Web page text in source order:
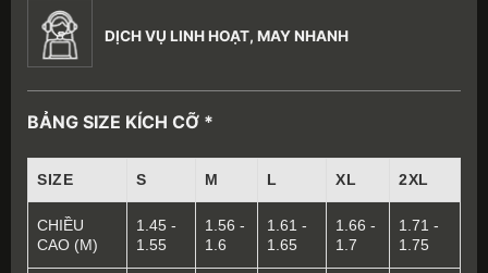
DỊCH VỤ LINH HOẠT, MAY NHANH
BẢNG SIZE KÍCH CỠ *
SIZE S M L XL 2XL
CHIỀU
CAO (M)
1.45 -
1.55
1.56 -
1.6
1.61 -
1.65
1.66 -
1.7
1.71 -
1.75